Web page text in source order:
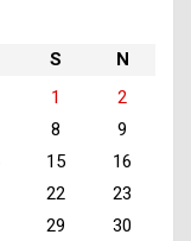
S
N
1
2
8
9
15
16
22
23
29
30